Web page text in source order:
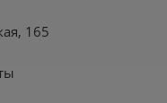
165